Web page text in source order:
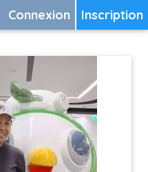
Inscription
Connexion